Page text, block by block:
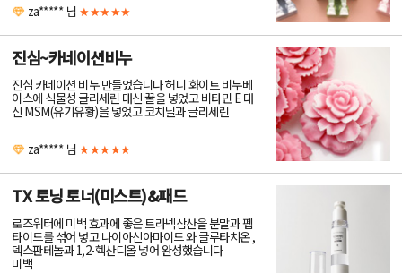
za***** 님 ★★★★★
진심~카네이션비누
진심 카네이션 비누 만들었습니다 허니 화이트 비누베
이스에 식물성 글리세린 대신 꿀을 넣었고 비타민 E 대
신 MSM(유기유황)을 넣었고 코치닐과 글리세린
za***** 님 ★★★★★
TX 토닝 토너(미스트)&패드
로즈워터에 미백 효과에 좋은 트라넥삼산을 분말과 펩
타이드를 섞어 넣고 나이아신아마이드 와 글루타치온 ,
덱스판테놀과 1,2-헥산디올 넣어 완성했습니다
미백